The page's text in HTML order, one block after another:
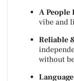
A People
vibe and
Reliable
without